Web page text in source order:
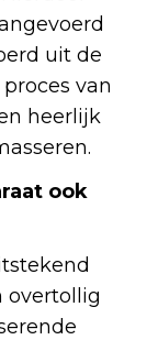
uit de
van
heerlijk
ook
overtollig